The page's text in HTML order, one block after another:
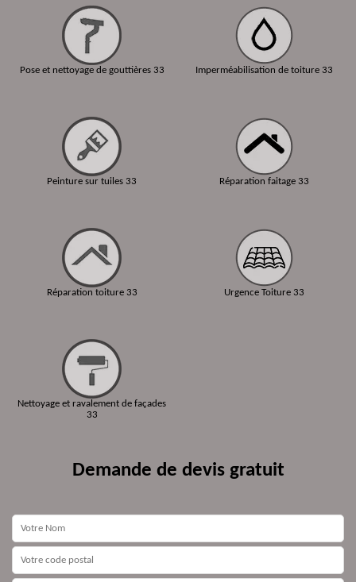
Pose et nettoyage de gouttières 33
Peinture sur tuiles 33
Réparation toiture 33
Nettoyage et ravalement de façades
33
Imperméabilisation de toiture 33
Réparation faitage 33
Urgence Toiture 33
Demande de devis gratuit